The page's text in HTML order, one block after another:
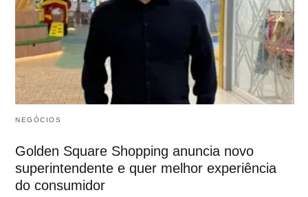
NEGÓCIOS
Golden Square Shopping anuncia novo
superintendente e quer melhor experiência
do consumidor